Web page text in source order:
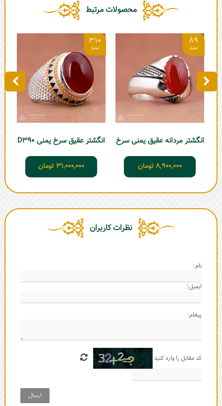
محصولات مرتبط
89
انگشتر مردانه عقیق یمنی سرخ
8,900,000 تومان
310
انگشتر عقیق سرخ یمنی D390
31,000,000 تومان
نظرات کاربران
نام:
ایمیل:
پیغام:
کد مقابل را وارد کنید
ارسال